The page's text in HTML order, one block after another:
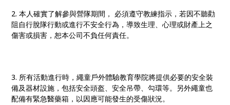
2. 本人確實了解參與營隊期間， 必須遵守教練指示，若因不聽勸
阻自行脫隊行動或進行不安全行為，導致生理、心理或財產上之
傷害或損害，恕本公司不負任何責任。
3. 所有活動進行時，繩童戶外體驗教育學院將提供必要的安全裝
備及器材設施，包括安全頭盔、安全吊帶、勾環等。另外繩童也
配備有緊急醫藥箱，以因應可能發生的受傷狀況。